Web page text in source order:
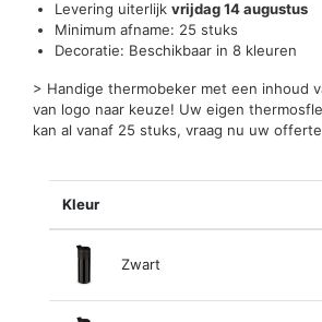
Levering uiterlijk vrijdag 14 augustus
Minimum afname: 25 stuks
Decoratie: Beschikbaar in 8 kleuren
> Handige thermobeker met een inhoud
van logo naar keuze! Uw eigen
kan al vanaf 25 stuks, vraag nu uw
Kleur
Zwart